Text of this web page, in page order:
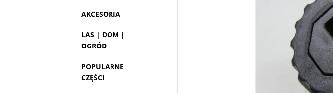
AKCESORIA
LAS | DOM |
OGRÓD
POPULARNE
CZĘŚCI